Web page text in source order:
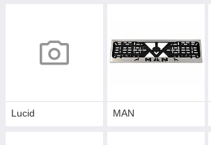
Lucid MAN